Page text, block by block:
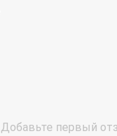
Добавьте первый